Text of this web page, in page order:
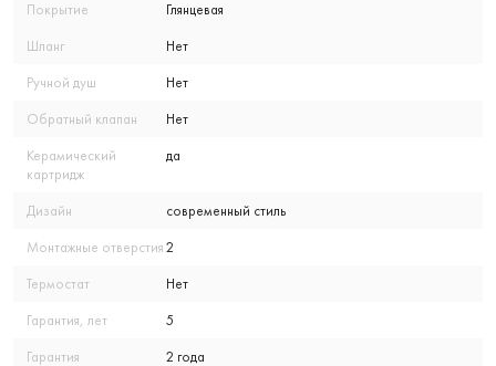
Покрытие Глянцевая
Шланг Нет
Ручной душ Нет
Обратный клапан Нет
Керамический
картридж
да
Дизайн современный стиль
Монтажные отверстия 2
Термостат Нет
Гарантия, лет 5
Гарантия 2 года